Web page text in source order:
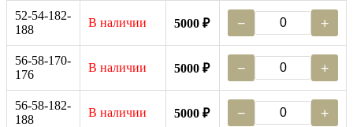
52-54-182-
188
В наличии 5000 ₽ − +
56-58-170-
176
В наличии 5000 ₽ − +
56-58-182-
188
В наличии 5000 ₽ − +